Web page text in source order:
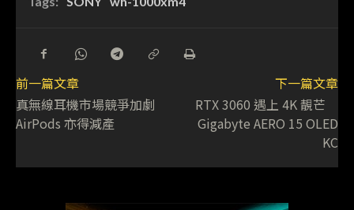
前一篇文章
真無線耳機市場競爭加劇
AirPods 亦得減產
下一篇文章
RTX 3060 遇上 4K 靚芒
Gigabyte AERO 15 OLED
KC